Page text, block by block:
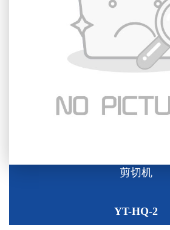
剪切机
YT-HQ-2